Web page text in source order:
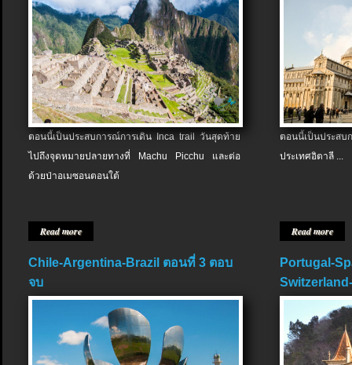
ตอนนี้เป็นประสบการณ์การเดิน Inca trail วันสุดท้าย
ไปถึงจุดหมายปลายทางที่ Machu Picchu และต่อ
ด้วยป่าอเมซอนตอนใต้
Read more
ตอนนี้เป็นประส
ประเทศอิตาลี ...
Read more
Chile-Argentina-Brazil ตอนที่ 3 ตอบ
จบ
Portugal-